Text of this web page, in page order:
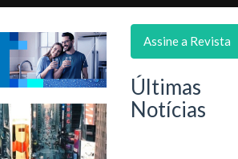
Assine a Revista
Últimas
Notícias